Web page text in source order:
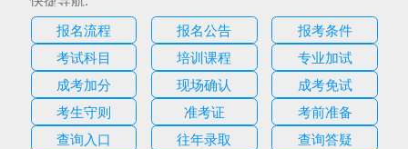
报名流程
报名公告
报考条件
考试科目
培训课程
专业加试
成考加分
现场确认
成考免试
考生守则
准考证
考前准备
查询入口
往年录取
查询答疑